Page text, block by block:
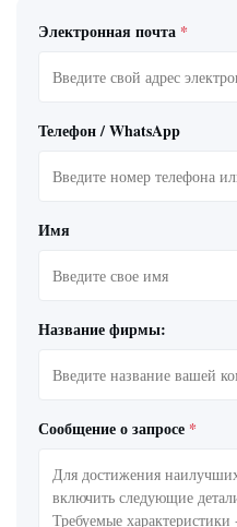
Электронная почта *
Телефон / WhatsApp
Имя
Название фирмы:
Сообщение о запросе *